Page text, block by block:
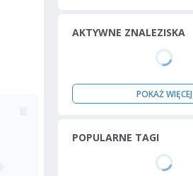
AKTYWNE ZNALEZISKA
POKAŻ WIĘCEJ
POPULARNE TAGI